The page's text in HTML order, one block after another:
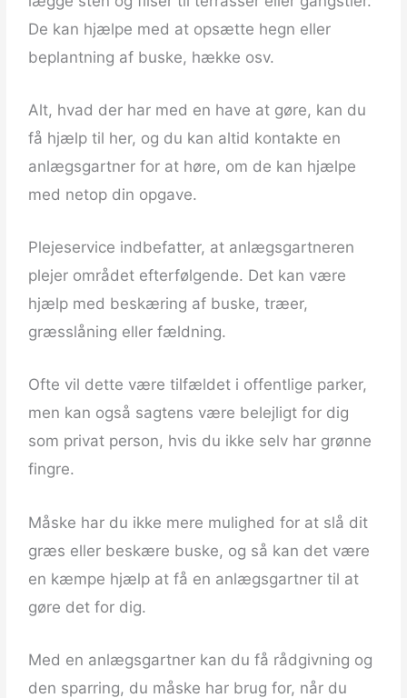
De kan hjælpe med at opsætte hegn eller
beplantning af buske, hække osv.
Alt, hvad der har med en have at gøre, kan du
få hjælp til her, og du kan altid kontakte en
anlægsgartner for at høre, om de kan hjælpe
med netop din opgave.
Plejeservice indbefatter, at anlægsgartneren
plejer området efterfølgende. Det kan være
hjælp med beskæring af buske, træer,
græsslåning eller fældning.
Ofte vil dette være tilfældet i offentlige parker,
men kan også sagtens være belejligt for dig
som privat person, hvis du ikke selv har grønne
fingre.
Måske har du ikke mere mulighed for at slå dit
græs eller beskære buske, og så kan det være
en kæmpe hjælp at få en anlægsgartner til at
gøre det for dig.
Med en anlægsgartner kan du få rådgivning og
den sparring, du måske har brug for, når du